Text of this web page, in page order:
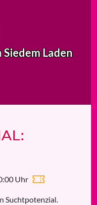
Siedem Laden
Uhr
Suchtpotenzial.